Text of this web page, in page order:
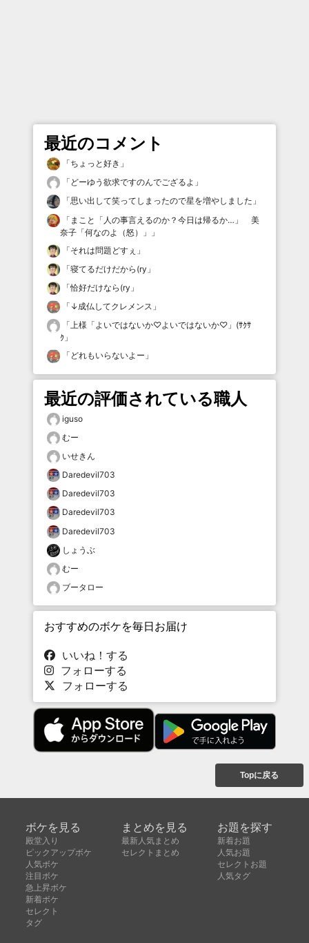
最近のコメント
「ちょっと好き 」
「 どーゆう欲求ですのんでござるよ 」
「思い出して笑ってしまったので星を増やしました 」
「 まこと「人の事言えるのか？今日は帰るか…」 美
奈子「何なのよ（怒）」
」
「それは問題どすぇ 」
「寝てるだけだから(ry 」
「恰好だけなら(ry 」
「 ↓成仏してクレメンス 」
「上様「よいではないか♡よいではないか♡」(ｻｸｻ
ｸ 」
「 どれもいらないよー 」
最近の評価されている職人
iguso
むー
いせきん
Daredevil703
Daredevil703
Daredevil703
Daredevil703
しょうぶ
むー
ブータロー
おすすめのボケを毎日お届け
いいね！する
フォローする
フォローする
Topに戻る
ボケを見る
殿堂入り
ピックアップボケ
人気ボケ
注目ボケ
急上昇ボケ
新着ボケ
セレクト
タグ
まとめを見る
最新人気まとめ
セレクトまとめ
お題を探す
新着お題
人気お題
セレクトお題
人気タグ